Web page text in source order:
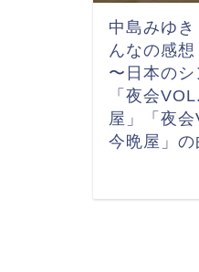
中島みゆ
んなの感
〜日本のシ
「夜会
屋」「夜
今晩屋」